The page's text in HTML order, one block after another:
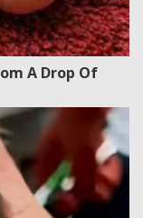
A Drop Of